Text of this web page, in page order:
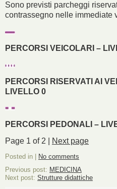
Sono previsti parcheggi
contrassegno nelle immediate
PERCORSI VEICOLARI –
PERCORSI RISERVATI AI
LIVELLO 0
PERCORSI PEDONALI –
Page 1 of 2 |
Next page
Posted in | No comments
Previous post: MEDICINA
Next post: Strutture didattiche